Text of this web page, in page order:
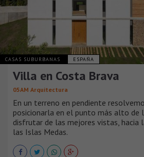
CASAS SUBURBANAS ESPAÑA
Villa en Costa Brava
05AM Arquitectura
En un terreno en pendiente
posicionarla en el punto más alto de
disfrutar de las mejores vistas, hacia
las Islas Medas.